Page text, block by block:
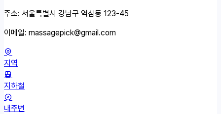
주소: 서울특별시 강남구 역삼동 123-45
이메일: massagepick@gmail.com
지역
지하철
내주변